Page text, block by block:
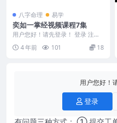
八字命理 易学
奕如一掌经视频课程7集
用户您好！请先登录！ 登录 注册
奕如一掌经 王奕如一掌经视频课
程8集 编号：M...
4 年前 101 18
用户您好！
登录